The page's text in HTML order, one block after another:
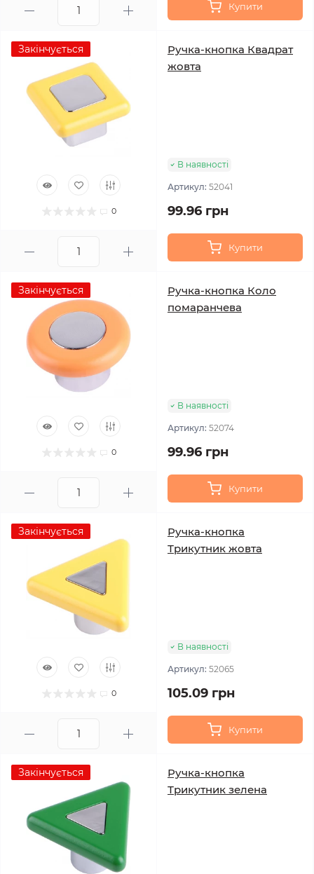
Купити
Закінчується
0
Ручка-кнопка Квадрат
жовта
В наявності
Артикул: 52041
99.96 грн
Купити
Закінчується
0
Ручка-кнопка Коло
помаранчева
В наявності
Артикул: 52074
99.96 грн
Купити
Закінчується
0
Ручка-кнопка
Трикутник жовта
В наявності
Артикул: 52065
105.09 грн
Купити
Закінчується
Ручка-кнопка
Трикутник зелена